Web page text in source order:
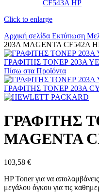
Click to enlarge
Αρχική σελίδα Εκτύπωση
203A MAGENTA CF542A
ΓΡΑΦΙΤΗΣ ΤΟΝΕΡ 203A
Πίσω στα Προϊόντα
ΓΡΑΦΙΤΗΣ ΤΟΝΕΡ 203A
ΓΡΑΦΙΤΗΣ
MAGENTA
103,58 €
HP Toner για να
μεγάλου όγκου για τις